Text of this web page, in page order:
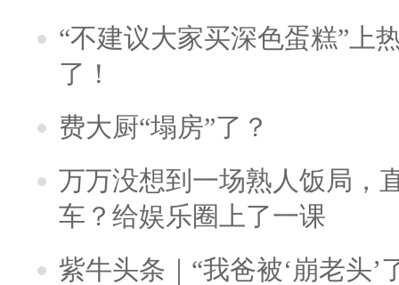
“不建议大家买深色蛋糕”上
了！
费大厨“塌房”了？
万万没想到一场熟人饭局，
车？给娱乐圈上了一课
紫牛头条｜“我爸被‘崩老头’